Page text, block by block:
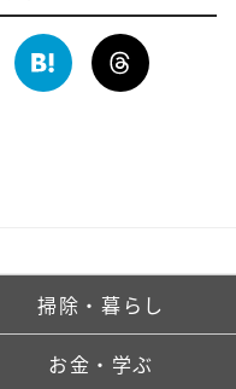
掃除・暮らし
お金・学ぶ